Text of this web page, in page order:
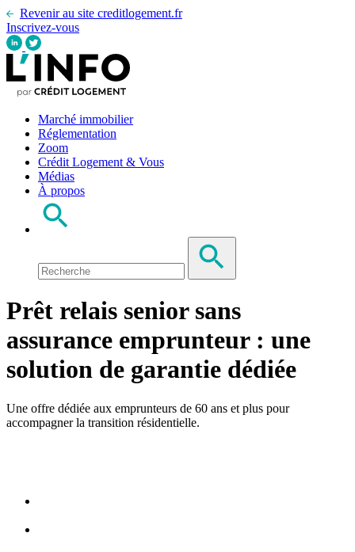
Revenir au site creditlogement.fr
Inscrivez-vous
Marché immobilier
Réglementation
Zoom
Crédit Logement & Vous
Médias
À propos
Prêt relais senior sans
assurance emprunteur : une
solution de garantie dédiée
Une offre dédiée aux emprunteurs de 60 ans et plus pour
accompagner la transition résidentielle.